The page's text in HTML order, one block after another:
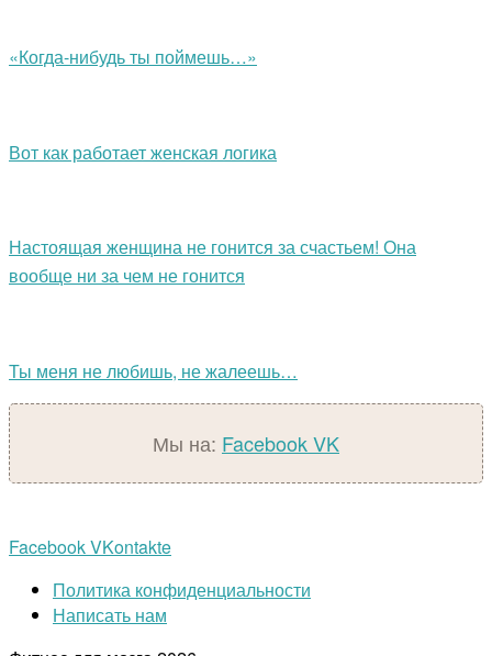
«Когда-нибудь ты поймешь…»
Вот как работает женская логика
Настоящая женщина не гонится за счастьем! Она
вообще ни за чем не гонится
Ты меня не любишь, не жалеешь…
Мы на: FacebookVK
FacebookVKontakte
Политика конфиденциальности
Написать нам